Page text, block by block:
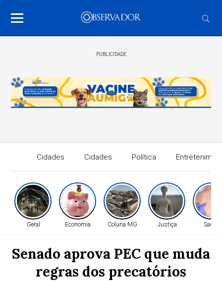
PUBLICIDADE
Cidades Cidades Política
Geral Economia Coluna MG Justiça Saúde
Senado aprova PEC que muda
regras dos precatórios